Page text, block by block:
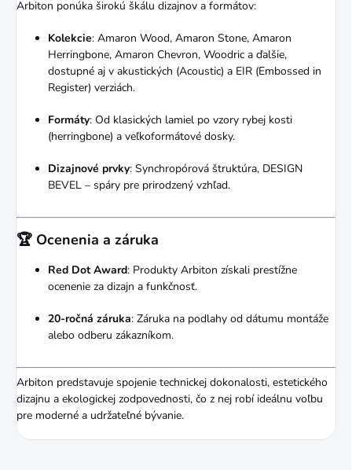
Arbiton ponúka širokú škálu dizajnov a formátov:
Kolekcie: Amaron Wood, Amaron Stone, Amaron
Herringbone, Amaron Chevron, Woodric a ďalšie,
dostupné aj v akustických (Acoustic) a EIR (Embossed in
Register) verziách.
Formáty: Od klasických lamiel po vzory rybej kosti
(herringbone) a veľkoformátové dosky.
Dizajnové prvky: Synchropórová štruktúra, DESIGN
BEVEL – spáry pre prirodzený vzhľad.
🏆 Ocenenia a záruka
Red Dot Award: Produkty Arbiton získali prestížne
ocenenie za dizajn a funkčnosť.
20-ročná záruka: Záruka na podlahy od dátumu montáže
alebo odberu zákazníkom.
Arbiton predstavuje spojenie technickej dokonalosti, estetického
dizajnu a ekologickej zodpovednosti, čo z nej robí ideálnu voľbu
pre moderné a udržateľné bývanie.